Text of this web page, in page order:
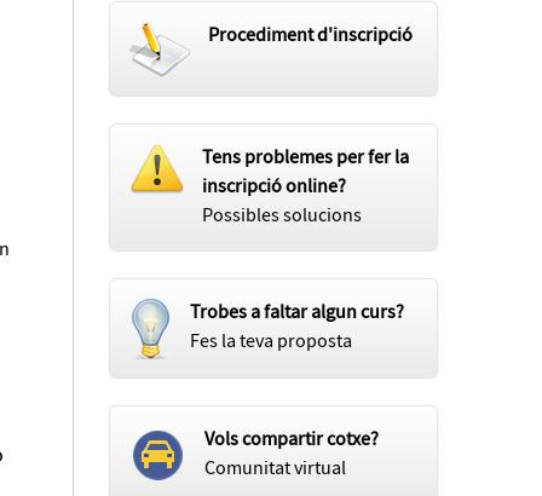
Procediment d'inscripció
Tens problemes per fer la
inscripció online?
Possibles solucions
Trobes a faltar algun curs?
Fes la teva proposta
Vols compartir cotxe?
Comunitat virtual